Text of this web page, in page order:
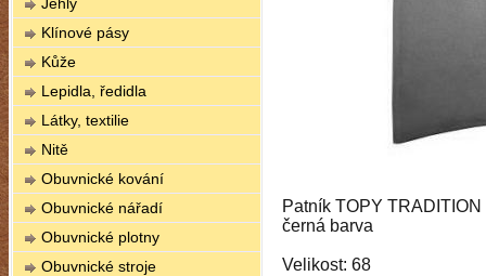
Klínové pásy
Kůže
Lepidla, ředidla
Látky, textilie
Nitě
Obuvnické kování
Obuvnické nářadí
Obuvnické plotny
Obuvnické stroje
Patník TOPY TRADITION
černá barva
Velikost: 68